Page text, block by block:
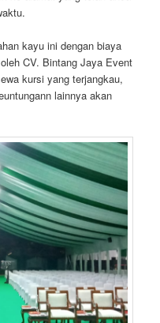
kayu ini dengan biaya
CV. Bintang Jaya Event
kursi yang terjangkau,
lainnya akan